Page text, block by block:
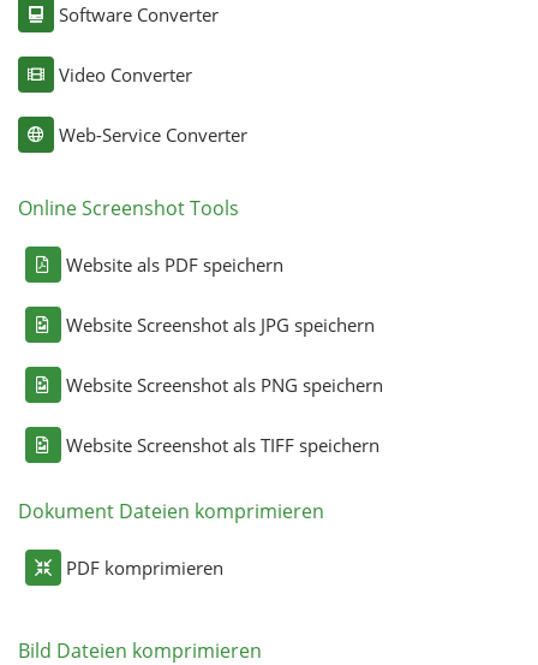
Software Converter
Video Converter
Web-Service Converter
Online Screenshot Tools
Website als PDF speichern
Website Screenshot als JPG speichern
Website Screenshot als PNG speichern
Website Screenshot als TIFF speichern
Dokument Dateien komprimieren
PDF komprimieren
Bild Dateien komprimieren